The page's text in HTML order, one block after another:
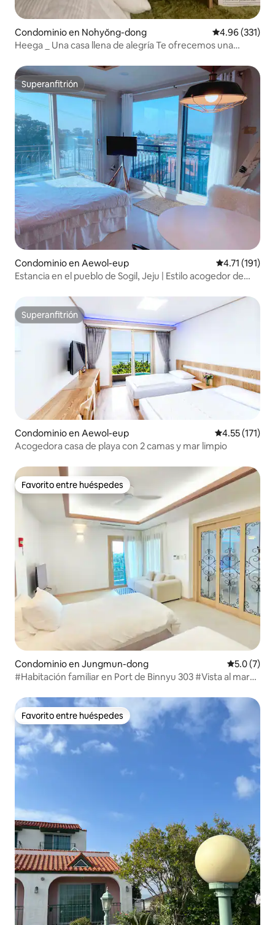
Condominio en Nohyŏng-dong Calificación
4.96 (331)
Heega _ Una casa llena de alegría Te ofrecemos una
Superanfitrión
Superanfitrión
Condominio en Aewol-eup Calificación
4.71 (191)
Estancia en el pueblo de Sogil, Jeju | Estilo acogedor de
Superanfitrión
Superanfitrión
Condominio en Aewol-eup Calificación
4.55 (171)
Acogedora casa de playa con 2 camas y mar limpio
Favorito entre huéspedes
Favorito entre huéspedes
Condominio en Jungmun-dong
5.0 (7)
#Habitación familiar en Port de Binnyu 303 #Vista al mar
vehículos eléctricos #Barbacoa #Café por la mañana
#Paseo por el campo de mandarinas
Favorito entre huéspedes
Favorito entre huéspedes